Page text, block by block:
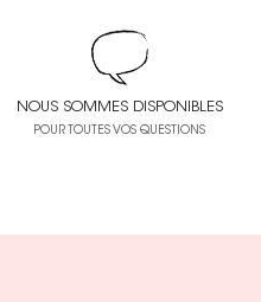
NOUS SOMMES DISPONIBLES
POUR TOUTES VOS QUESTIONS